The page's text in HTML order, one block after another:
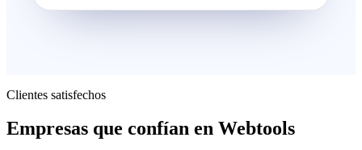
Clientes satisfechos
Empresas que confían en Webtools
bien a nuestras necesidades. Es muy ágil
y flexible. Pero sin duda, lo que ha hecho
un éxito del proyecto es el equipo de